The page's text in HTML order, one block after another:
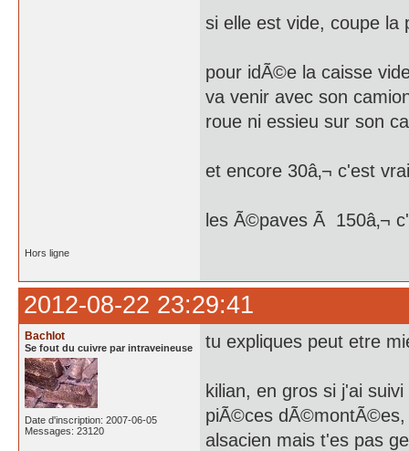
si elle est vide, coupe la
pour idÃ©e la caisse
va venir avec son
roue ni essieu sur son
et encore 30â‚¬ c'est
les Ã©paves Ã 150â‚¬
Hors ligne
2012-08-22 23:29:41
Bachlot
Se fout du cuivre par intraveineuse
Date d'inscription: 2007-06-05
Messages: 23120
tu expliques peut etre
kilian, en gros si j'ai
piÃ©ces
alsacien mais t'es pas